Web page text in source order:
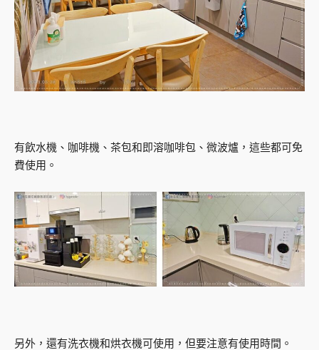
有飲水機、咖啡機、茶包和即溶咖啡包、微波爐，這些都可免
費使用。
另外，還有洗衣機和烘衣機可使用，但要注意有使用時間。